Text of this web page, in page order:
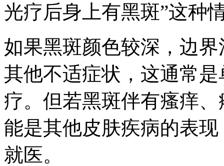
光疗后身上有黑斑”这种
如果黑斑颜色较深，边
其他不适症状，这通常
疗。但若黑斑伴有瘙痒
能是其他皮肤疾病的表
就医。